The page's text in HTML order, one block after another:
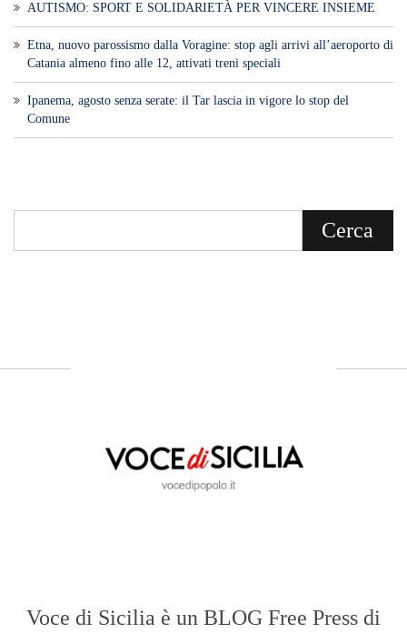
AUTISMO: SPORT E SOLIDARIETÀ PER VINCERE INSIEME
Etna, nuovo parossismo dalla Voragine: stop agli arrivi all’aeroporto di
Catania almeno fino alle 12, attivati treni speciali
Ipanema, agosto senza serate: il Tar lascia in vigore lo stop del
Comune
Voce di Sicilia è un BLOG Free Press di